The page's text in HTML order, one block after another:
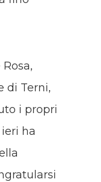
di Terni,
i propri
ha